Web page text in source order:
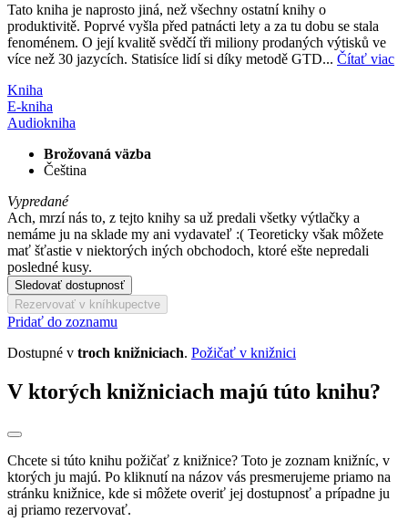
Tato kniha je naprosto jiná, než všechny ostatní knihy o
produktivitě. Poprvé vyšla před patnácti lety a za tu dobu se stala
fenoménem. O její kvalitě svědčí tři miliony prodaných výtisků ve
více než 30 jazycích. Statisíce lidí si díky metodě GTD... Čítať viac
Kniha
E-kniha
Audiokniha
Brožovaná väzba
Čeština
Vypredané
Ach, mrzí nás to, z tejto knihy sa už predali všetky výtlačky a
nemáme ju na sklade my ani vydavateľ :( Teoreticky však môžete
mať šťastie v niektorých iných obchodoch, ktoré ešte nepredali
posledné kusy.
Sledovať dostupnosť
Rezervovať v kníhkupectve
Pridať do zoznamu
Dostupné v troch knižniciach. Požičať v knižnici
V ktorých knižniciach majú túto knihu?
Chcete si túto knihu požičať z knižnice? Toto je zoznam knižníc, v
ktorých ju majú. Po kliknutí na názov vás presmerujeme priamo na
stránku knižnice, kde si môžete overiť jej dostupnosť a prípadne ju
aj priamo rezervovať.